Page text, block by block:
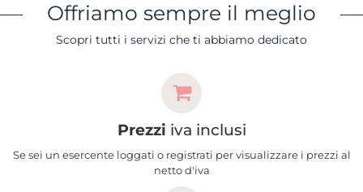
Offriamo sempre il meglio
Scopri tutti i servizi che ti abbiamo dedicato
Prezzi iva inclusi
Se sei un esercente loggati o registrati per visualizzare i prezzi al
netto d'iva